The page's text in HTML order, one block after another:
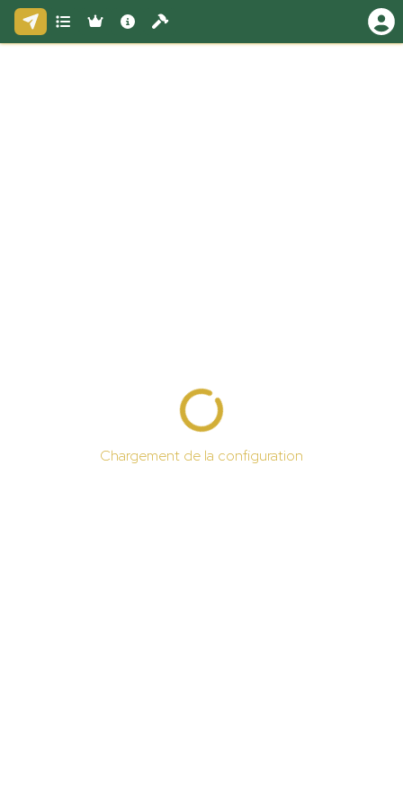
Chargement de la configuration